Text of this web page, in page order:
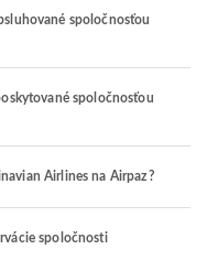
spoločnosťou
spoločnosťou
Airlines na Airpaz?
spoločnosti